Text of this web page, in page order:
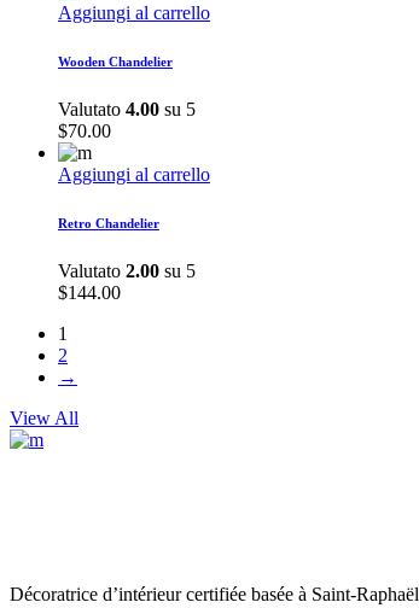
Aggiungi al carrello
Wooden Chandelier
Valutato 4.00 su 5
$70.00
Aggiungi al carrello
Retro Chandelier
Valutato 2.00 su 5
$144.00
1
2
→
View All
Décoratrice d’intérieur certifiée basée à Saint-Raphaël